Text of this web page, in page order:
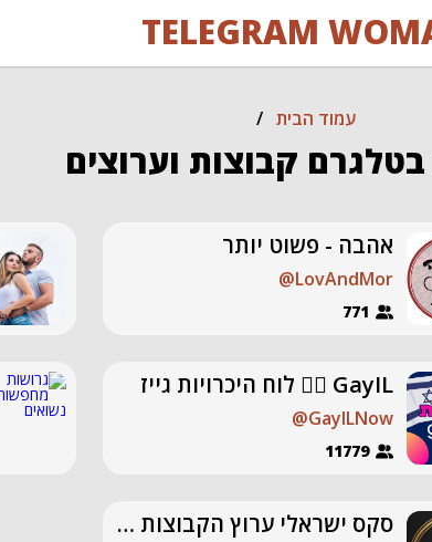
TELEGRAM
עמוד הבית /
בטלגרם קבוצות וערוצים
אהבה - פשוט יותר
@LovAndMor
771
GayIL 🏳️‍🌈 לוח היכרויות גייז
@GayILNow
11779
‎סקס ישראלי ערוץ הקבוצות המובילות | סטוץ מרכז | סטוץ צפון | סטוץ דרום | הכרויות | חילופי זוגות |